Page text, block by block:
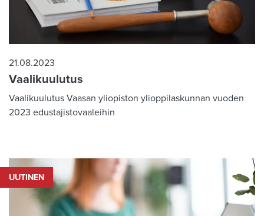
21.08.2023
Vaalikuulutus
Vaalikuulutus Vaasan yliopiston ylioppilaskunnan vuoden
2023 edustajistovaaleihin
UUTINEN